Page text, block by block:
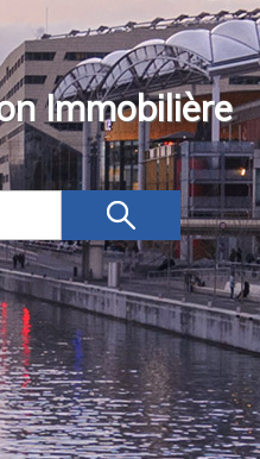
Immobilière